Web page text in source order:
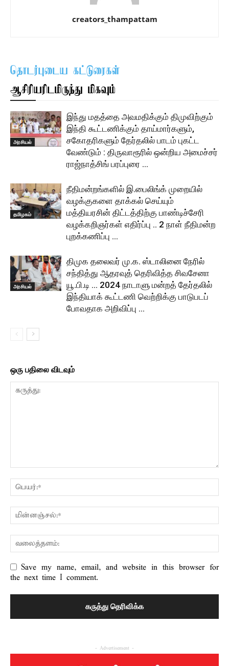
creators_thampattam
தொடர்புடைய கட்டுரைகள்
ஆசிரியரிடமிருந்து மிகவும்
அரசியல்
இந்து மதத்தை அவமதிக்கும் திமுவிற்கும்
இந்தி கூட்டணிக்கும் தாய்மார்களும்,
சகோதரிகளும் தேர்தலில் பாடம் புகட்ட
வேண்டும் : திருவாரூரில் ஒன்றிய அமைச்சர்
ராஜ்நாத்சிங் பரப்புரை …
தமிழகம்
நீதிமன்றங்களில் இ.பைலிங்க் முறையில்
வழக்குகளை தாக்கல் செய்யும்
மத்தியரசின் திட்டத்திற்கு பாண்டிச்சேரி
வழக்கறிஞர்கள் எதிர்ப்பு .. 2 நாள் நீதிமன்ற
புறக்கணிப்பு …
அரசியல்
திமுக தலைவர் மு.க. ஸ்டாலினை நேரில்
சந்தித்து ஆதரவுத் தெரிவித்த சிவசேனா
யூ.பி.டி … 2024 நாடாளு மன்றத் தேர்தலில்
இந்தியாக் கூட்டணி வெற்றிக்கு பாடுபடப்
போவதாக அறிவிப்பு …
ஒரு பதிலை விடவும்
Save my name, email, and website in this browser for
the next time I comment.
- Advertisement -